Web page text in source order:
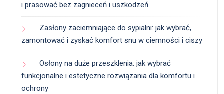
i prasować bez zagnieceń i uszkodzeń
Zasłony zaciemniające do sypialni: jak wybrać,
zamontować i zyskać komfort snu w ciemności i ciszy
Osłony na duże przeszklenia: jak wybrać
funkcjonalne i estetyczne rozwiązania dla komfortu i
ochrony